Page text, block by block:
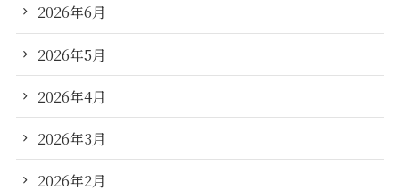
2026年6月
2026年5月
2026年4月
2026年3月
2026年2月